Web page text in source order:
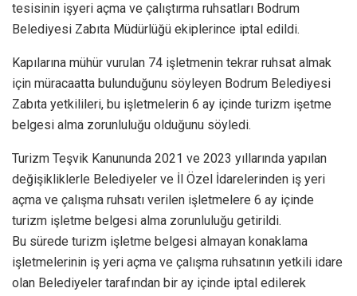
tesisinin işyeri açma ve çalıştırma ruhsatları Bodrum
Belediyesi Zabıta Müdürlüğü ekiplerince iptal edildi.
Kapılarına mühür vurulan 74 işletmenin tekrar ruhsat almak
için müracaatta bulunduğunu söyleyen Bodrum Belediyesi
Zabıta yetkilileri, bu işletmelerin 6 ay içinde turizm işetme
belgesi alma zorunluluğu olduğunu söyledi.
Turizm Teşvik Kanununda 2021 ve 2023 yıllarında yapılan
değişikliklerle Belediyeler ve İl Özel İdarelerinden iş yeri
açma ve çalışma ruhsatı verilen işletmelere 6 ay içinde
turizm işletme belgesi alma zorunluluğu getirildi.
Bu sürede turizm işletme belgesi almayan konaklama
işletmelerinin iş yeri açma ve çalışma ruhsatının yetkili idare
olan Belediyeler tarafından bir ay içinde iptal edilerek